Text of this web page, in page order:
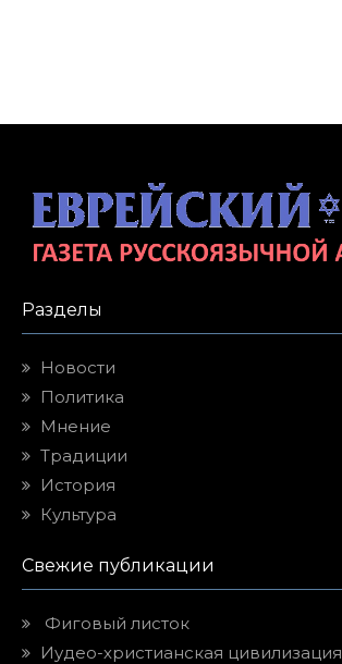
Разделы
Новости
Политика
Мнение
Традиции
История
Культура
Свежие публикации
Фиговый листок
Иудео-христианская цивилизация